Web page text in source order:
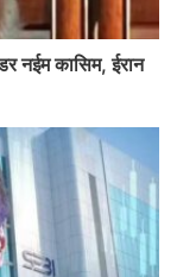
नईम कासिम, ईरान